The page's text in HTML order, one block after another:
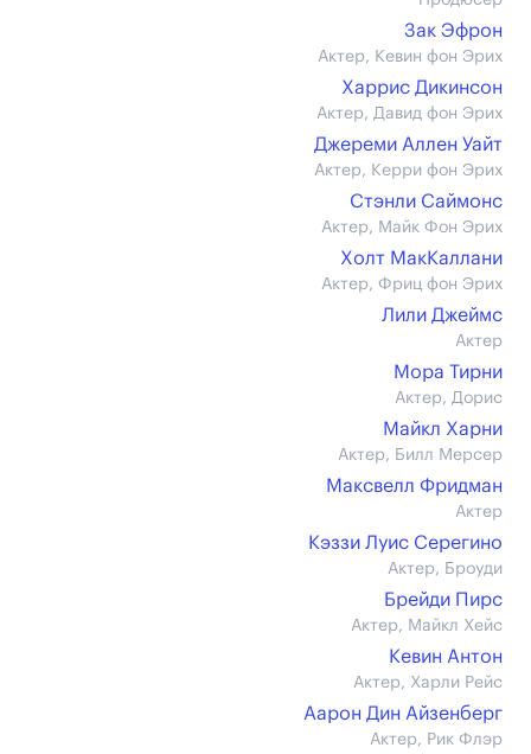
Зак Эфрон
Актер, Кевин фон Эрих
Харрис Дикинсон
Актер, Давид фон Эрих
Джереми Аллен Уайт
Актер, Керри фон Эрих
Стэнли Саймонс
Актер, Майк Фон Эрих
Холт МакКаллани
Актер, Фриц фон Эрих
Лили Джеймс
Актер
Мора Тирни
Актер, Дорис
Майкл Харни
Актер, Билл Мерсер
Максвелл Фридман
Актер
Кэззи Луис Серегино
Актер, Броуди
Брейди Пирс
Актер, Майкл Хейс
Кевин Антон
Актер, Харли Рейс
Аарон Дин Айзенберг
Актер, Рик Флэр